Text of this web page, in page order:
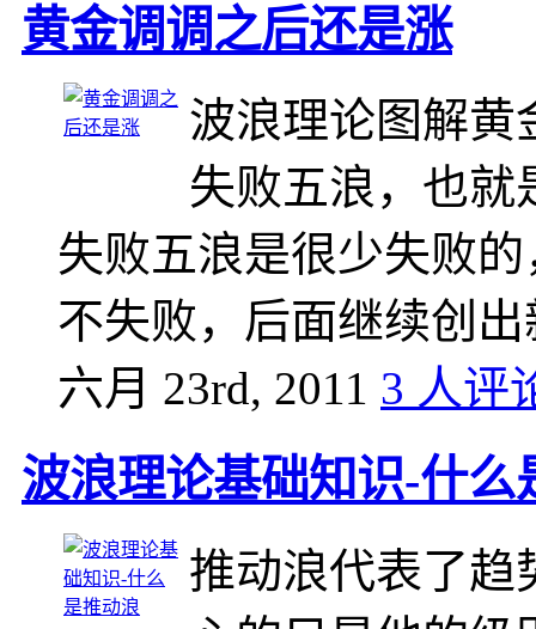
黄金调调之后还是涨
波浪理论图解黄
失败五浪，也就
失败五浪是很少失败
不失败，后面继续创
六月 23rd, 2011 3 人评
波浪理论基础知识-什么
推动浪代表了趋